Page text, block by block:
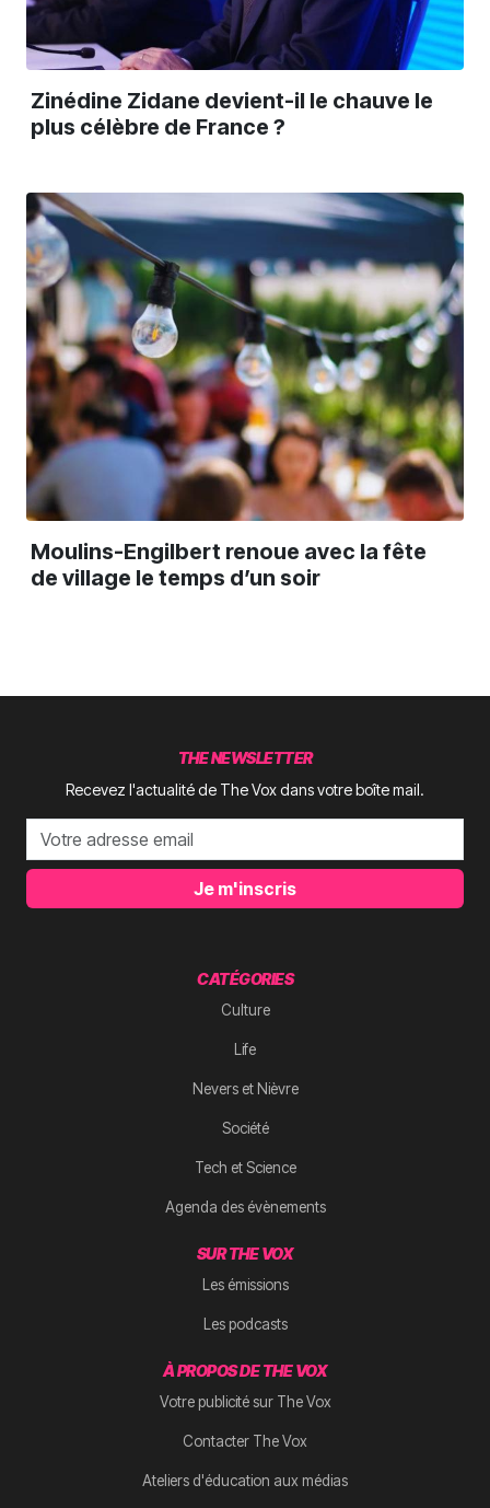
Zinédine Zidane devient-il le chauve le
plus célèbre de France ?
Moulins-Engilbert renoue avec la fête
de village le temps d’un soir
THE NEWSLETTER
Recevez l'actualité de The Vox dans votre boîte mail.
Je m'inscris
CATÉGORIES
Culture
Life
Nevers et Nièvre
Société
Tech et Science
Agenda des évènements
SUR THE VOX
Les émissions
Les podcasts
À PROPOS DE THE VOX
Votre publicité sur The Vox
Contacter The Vox
Ateliers d'éducation aux médias